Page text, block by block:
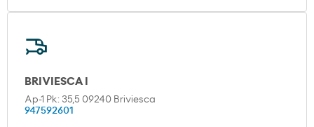
BRIVIESCA I
Ap-1 Pk: 35,5 09240 Briviesca
947592601